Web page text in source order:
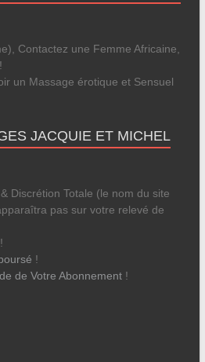
Contactez une Femme Africaine,
un Massage érotique et Sensuel
JACQUIE ET MICHEL
& Discrétion Totale (le nom du site
pas sur votre relevé de
!
!
de Votre Abonnement!